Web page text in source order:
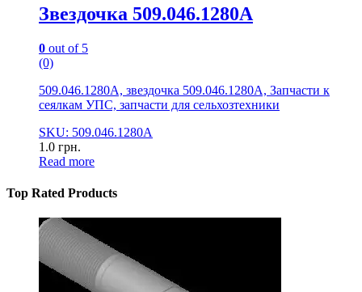
Звездочка 509.046.1280А
0 out of 5
(0)
509.046.1280А, звездочка 509.046.1280А, Запчасти к
сеялкам УПС, запчасти для сельхозтехники
SKU: 509.046.1280А
1.0 грн.
Read more
Top Rated Products